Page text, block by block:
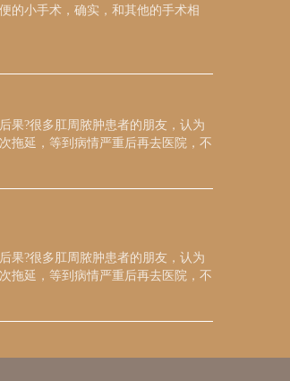
的小手术，确实，和其他的手术相
果?很多肛周脓肿患者的朋友，认为
拖延，等到病情严重后再去医院，不
果?很多肛周脓肿患者的朋友，认为
拖延，等到病情严重后再去医院，不